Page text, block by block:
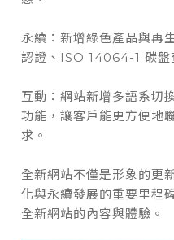
永續：新增綠色產品與再
認證、ISO 14064-1 碳盤
互動：網站新增多語系切
功能，讓客戶能更方便地
求。
全新網站不僅是形象的更
化與永續發展的重要里程
全新網站的內容與體驗。